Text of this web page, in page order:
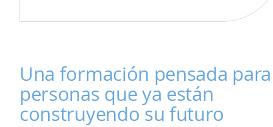
Una formación pensada para
personas que ya están
construyendo su futuro